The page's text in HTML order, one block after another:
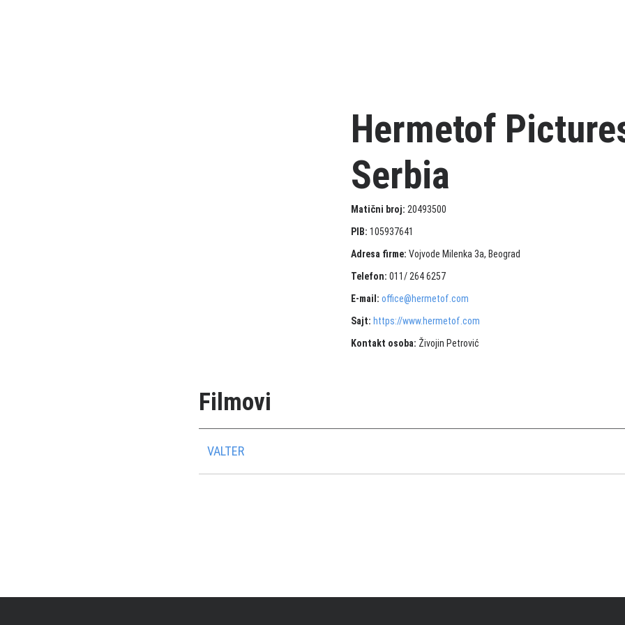
Hermetof
Serbia
Matični broj: 20493500
PIB: 105937641
Adresa firme: Vojvode Milenka 3a, Beograd
Telefon: 011/ 264 6257
E-mail: office@hermetof.com
Sajt: https://www.hermetof.com
Kontakt osoba: Živojin Petrović
Filmovi
VALTER